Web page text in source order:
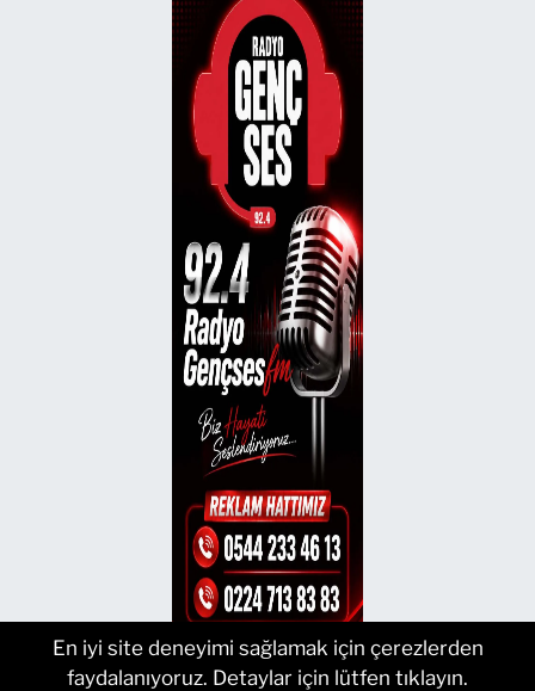
En iyi site deneyimi sağlamak için çerezlerden
faydalanıyoruz. Detaylar için lütfen tıklayın.